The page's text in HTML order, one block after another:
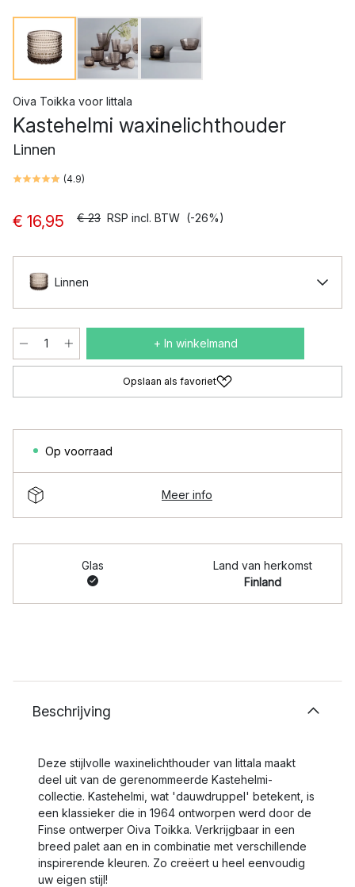
Oiva Toikka voor Iittala
Kastehelmi waxinelichthouder
Linnen
(4.9)
€ 16,95 € 23 RSP incl. BTW (-26%)
Linnen
+ In winkelmand
Opslaan als favoriet
Op voorraad
Meer info
Glas
Land van herkomst
Finland
Beschrijving
Deze stijlvolle waxinelichthouder van Iittala maakt
deel uit van de gerenommeerde Kastehelmi-
collectie. Kastehelmi, wat 'dauwdruppel' betekent, is
een klassieker die in 1964 ontworpen werd door de
Finse ontwerper Oiva Toikka. Verkrijgbaar in een
breed palet aan en in combinatie met verschillende
inspirerende kleuren. Zo creëert u heel eenvoudig
uw eigen stijl!